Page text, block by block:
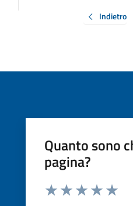
Indietro
Quanto sono
pagina?
Valuta da 1 a 5 stelle la